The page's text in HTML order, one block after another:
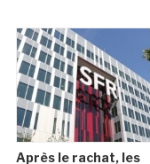
Après le rachat, les